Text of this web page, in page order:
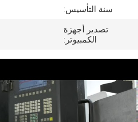
رقابة
جودة
اتصل
بنا
أخبار
سنة التأسيس:
تصدير أجهزة
الكمبيوتر: